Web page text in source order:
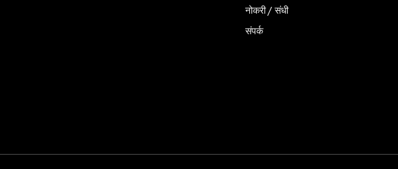
नोकरी / संधी
संपर्क